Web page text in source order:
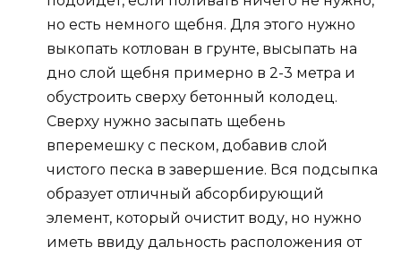
но есть немного щебня. Для этого нужно
выкопать котлован в грунте, высыпать на
дно слой щебня примерно в 2-3 метра и
обустроить сверху бетонный колодец.
Сверху нужно засыпать щебень
вперемешку с песком, добавив слой
чистого песка в завершение. Вся подсыпка
образует отличный абсорбирующий
элемент, который очистит воду, но нужно
иметь ввиду дальность расположения от